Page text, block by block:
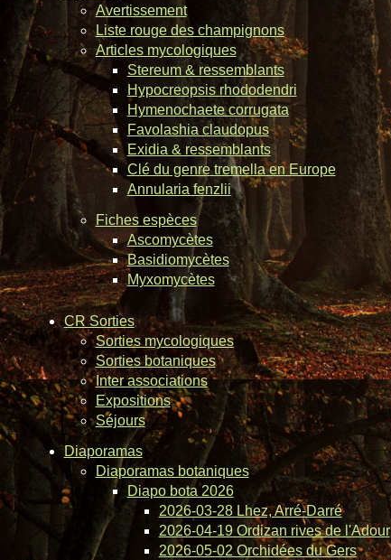
Avertissement
Liste rouge des champignons
Articles mycologiques
Stereum & ressemblants
Hypocreopsis rhododendri
Hymenochaete corrugata
Favolashia claudopus
Exidia & ressemblants
Clé du genre tremella en Europe
Annularia fenzlii
Fiches espèces
Ascomycètes
Basidiomycètes
Myxomycètes
CR Sorties
Sorties mycologiques
Sorties botaniques
Inter associations
Expositions
Séjours
Diaporamas
Diaporamas botaniques
Diapo bota 2026
2026-03-28 Lhez, Arré-Darré
2026-04-19 Ordizan rives de l'Adour
2026-05-02 Orchidées du Gers